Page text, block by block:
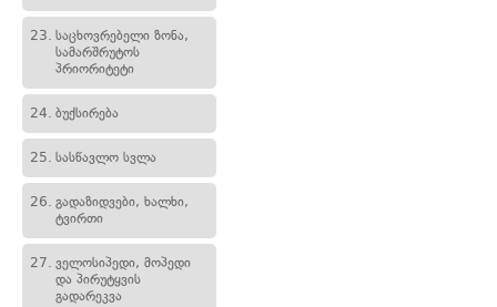
23. საცხოვრებელი ზონა,
სამარშრუტოს
პრიორიტეტი
24. ბუქსირება
25. სასწავლო სვლა
26. გადაზიდვები, ხალხი,
ტვირთი
27. ველოსიპედი, მოპედი
და პირუტყვის
გადარეკვა